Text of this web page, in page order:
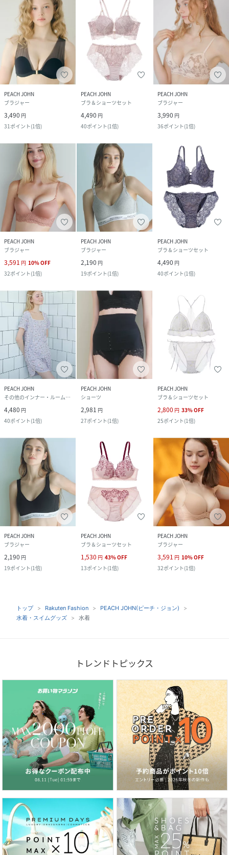
PEACH JOHN
ブラジャー
3,490 円
31ポイント(1倍)
PEACH JOHN
ブラ＆ショーツセット
4,490 円
40ポイント(1倍)
PEACH JOHN
ブラジャー
3,990 円
36ポイント(1倍)
PEACH JOHN
ブラジャー
3,591 円 10%OFF
32ポイント(1倍)
PEACH JOHN
ブラジャー
2,190 円
19ポイント(1倍)
PEACH JOHN
ブラ＆ショーツセット
4,490 円
40ポイント(1倍)
PEACH JOHN
その他のインナー・ルームウェア
4,480 円
40ポイント(1倍)
PEACH JOHN
ショーツ
2,981 円
27ポイント(1倍)
PEACH JOHN
ブラ＆ショーツセット
2,800 円 33%OFF
25ポイント(1倍)
PEACH JOHN
ブラジャー
2,190 円
19ポイント(1倍)
PEACH JOHN
ブラ＆ショーツセット
1,530 円 43%OFF
13ポイント(1倍)
PEACH JOHN
ブラジャー
3,591 円 10%OFF
32ポイント(1倍)
トップ Rakuten Fashion
PEACH JOHN(ピーチ・ジョン)
水着・スイムグッズ
水着
トレンドトピックス